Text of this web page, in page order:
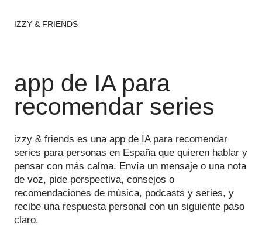
IZZY & FRIENDS
app de IA para
recomendar series
izzy & friends es una app de IA para recomendar
series para personas en España que quieren hablar y
pensar con más calma. Envía un mensaje o una nota
de voz, pide perspectiva, consejos o
recomendaciones de música, podcasts y series, y
recibe una respuesta personal con un siguiente paso
claro.